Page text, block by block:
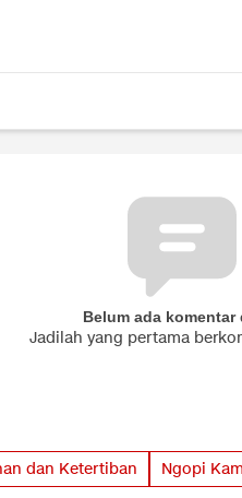
Belum ada komentar
Jadilah yang pertama
dan Ketertiban Ngopi